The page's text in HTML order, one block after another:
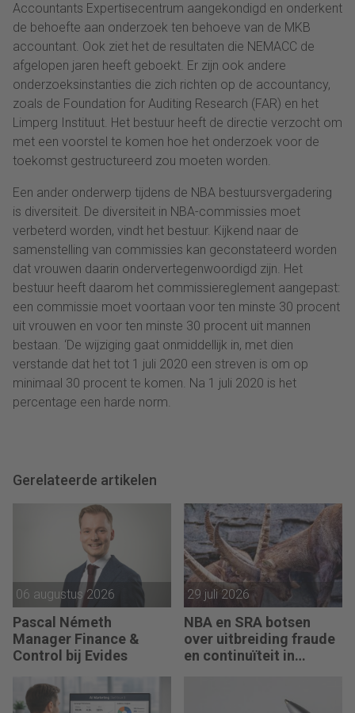
Accountants Expertisecentrum aangekondigd en onderkent
de behoefte aan onderzoek ten behoeve van de MKB
accountant. Ook ziet het de resultaten die NEMACC de
afgelopen jaren heeft geboekt. Er zijn ook andere
onderzoeksinstanties die zich richten op de accountancy,
zoals de Foundation for Auditing Research (FAR) en het
Limperg Instituut. Het bestuur heeft de directie verzocht om
met een voorstel te komen hoe het onderzoek voor de
toekomst gestructureerd zou moeten worden.
Een ander onderwerp tijdens de NBA bestuursvergadering
is diversiteit. De diversiteit in NBA-commissies moet
verbeterd worden, vindt het bestuur. Kijkend naar de
samenstelling van commissies kan geconstateerd worden
dat vrouwen daarin ondervertegenwoordigd zijn. Het
bestuur heeft daarom het commissiereglement aangepast:
een commissie moet voortaan voor ten minste 30 procent
uit vrouwen en voor ten minste 30 procent uit mannen
bestaan. ‘De wijziging gaat onmiddellijk in, met dien
verstande dat het tot 1 juli 2020 een streven is om op
minimaal 30 procent te komen. Na 1 juli 2020 is het
percentage een harde norm.
Gerelateerde artikelen
06 augustus 2026
Pascal Németh
Manager Finance &
Control bij Evides
29 juli 2026
NBA en SRA botsen
over uitbreiding fraude
en continuïteit in